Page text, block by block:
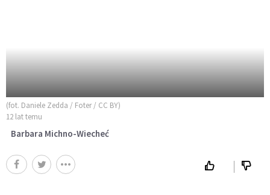
(fot. Daniele Zedda / Foter / CC BY)
12 lat temu
Barbara Michno-Wiecheć